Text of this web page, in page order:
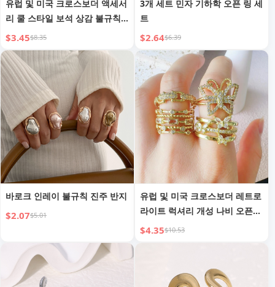
유럽 및 미국 크로스보더 액세서
리 쿨 스타일 보석 상감 불규칙
반지 개인 맞춤 메탈릭 느낌 조
인트 반지 세트
$3.45$8.35
3개 세트 민자 기하학 오픈 링 세
트
$2.64$6.39
바로크 인레이 불규칙 진주 반지
$2.07$5.01
유럽 및 미국 크로스보더 레트로
라이트 럭셔리 개성 나비 오픈
링
$4.35$10.53